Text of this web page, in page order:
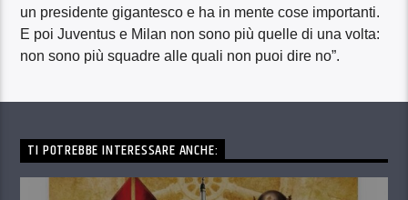
un presidente gigantesco e ha in mente cose importanti.
E poi Juventus e Milan non sono più quelle di una volta:
non sono più squadre alle quali non puoi dire no”.
TI POTREBBE INTERESSARE ANCHE: